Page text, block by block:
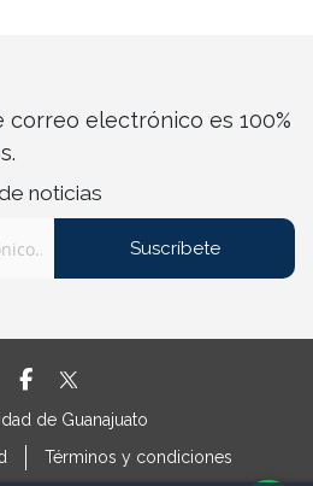
correo electrónico es 100%
noticias
Suscríbete
de Guanajuato
Términos y condiciones